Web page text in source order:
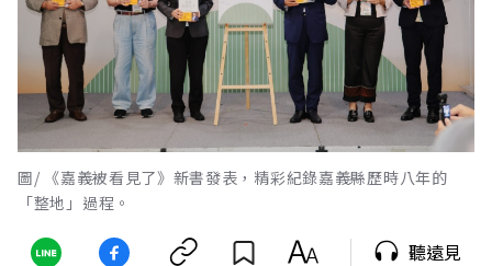
圖/ 《嘉義被看見了》新書發表，精彩紀錄嘉義縣歷時八年的
「整地」過程。
聽遠見